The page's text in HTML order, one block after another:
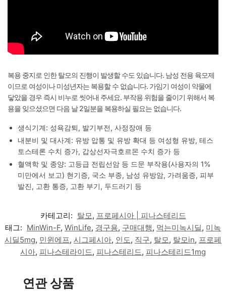
복용 중지로 인한 탈모의 진행이 발생할 수도 있습니다. 남성 전용 육모제
이므로 여성이나 미성년자는 복용할 수 없습니다. 가임기 여성이 약물에
닿았을 경우 즉시 비누로 씻어내 주세요. 부작용 위험을 줄이기 위해서 복
용을 잊으셨으면 다음 날 2일분을 복용하실 필요는 없습니다.
생식기계: 성욕감퇴, 발기부전, 사정장애 등
내분비 및 대사계: 유방 압통 및 유방 확대 등 여성형 유방, 테스
토스테론 수치 증가, 갑상선자극호르몬 수치 증가 등
혈액학 및 종양: 고등급 전립선암 등 드문 부작용(사용자의 1%
미만에서 보고) 현기증, 국소 부종, 남성 유방암, 가려움증, 피부
발진, 고환 통증, 고환 부기, 두드러기 등
카테고리: 탈모, 프로페시아 | 피나스테리드
태그: MinWin-F, WinLife, 경구용, 구매대행, 먹는미녹시딜, 미녹
시딜5mg, 민윈에프, 시그페시아, 인도, 직구, 탈모, 탈모in, 프로페
시아, 피나스테라이드, 피나스테리드, 피나스테리드1mg
연관 상품